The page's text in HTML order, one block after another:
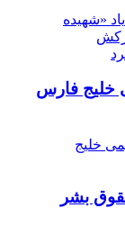
خلیج فارس
بشر